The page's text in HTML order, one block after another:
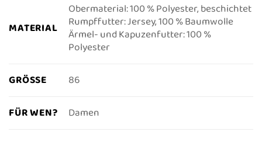
MATERIAL
Obermaterial: 100 % Polyester, beschichtet
Rumpffutter: Jersey, 100 % Baumwolle
Ärmel- und Kapuzenfutter: 100 %
Polyester
GRÖSSE 86
FÜR WEN? Damen